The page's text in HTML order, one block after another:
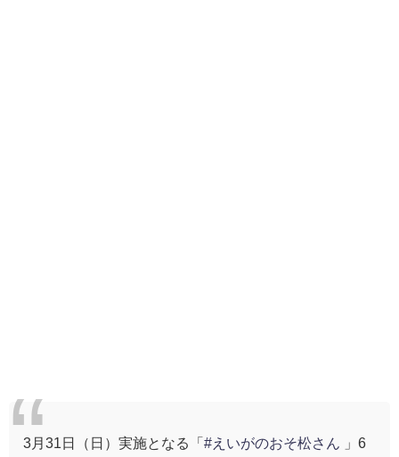
3月31日（日）実施となる「 #えいがのおそ松さん
」6